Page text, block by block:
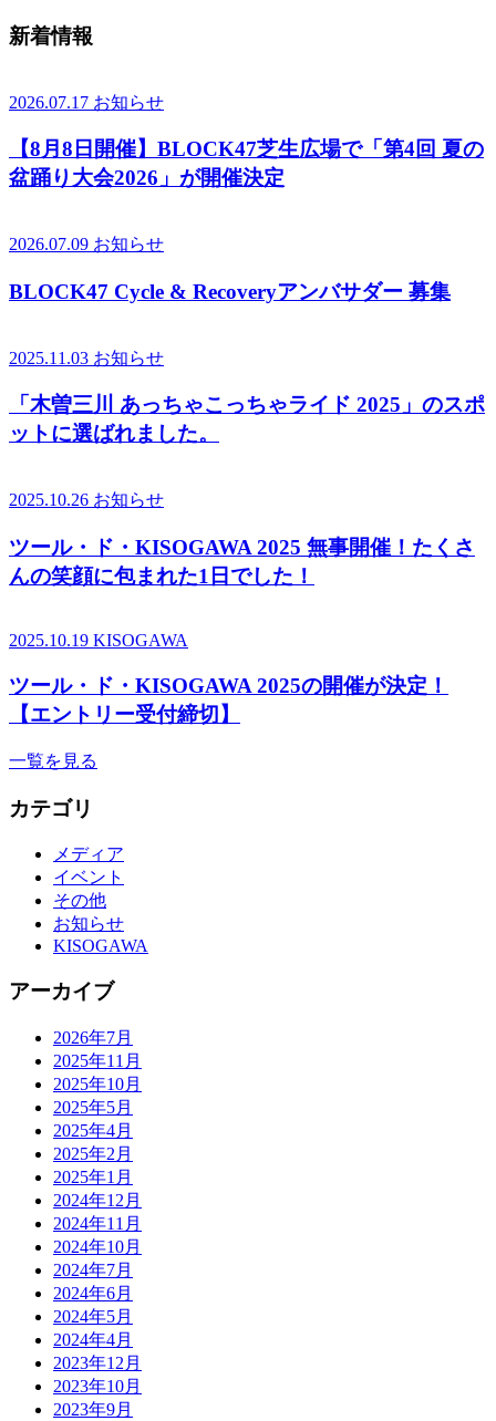
新着情報
2026.07.17 お知らせ
【8月8日開催】BLOCK47芝生広場で「第4回 夏の
盆踊り大会2026」が開催決定
2026.07.09 お知らせ
BLOCK47 Cycle & Recoveryアンバサダー 募集
2025.11.03 お知らせ
「木曽三川 あっちゃこっちゃライド 2025」のスポ
ットに選ばれました。
2025.10.26 お知らせ
ツール・ド・KISOGAWA 2025 無事開催！たくさ
んの笑顔に包まれた1日でした！
2025.10.19 KISOGAWA
ツール・ド・KISOGAWA 2025の開催が決定！
【エントリー受付締切】
一覧を見る
カテゴリ
メディア
イベント
その他
お知らせ
KISOGAWA
アーカイブ
2026年7月
2025年11月
2025年10月
2025年5月
2025年4月
2025年2月
2025年1月
2024年12月
2024年11月
2024年10月
2024年7月
2024年6月
2024年5月
2024年4月
2023年12月
2023年10月
2023年9月